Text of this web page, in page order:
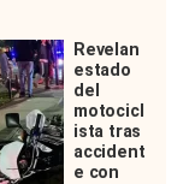
Revelan
estado
del
motocicl
ista tras
accident
e con